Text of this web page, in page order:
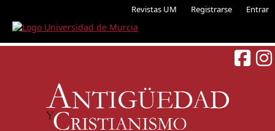
Revistas UM Registrarse Entrar